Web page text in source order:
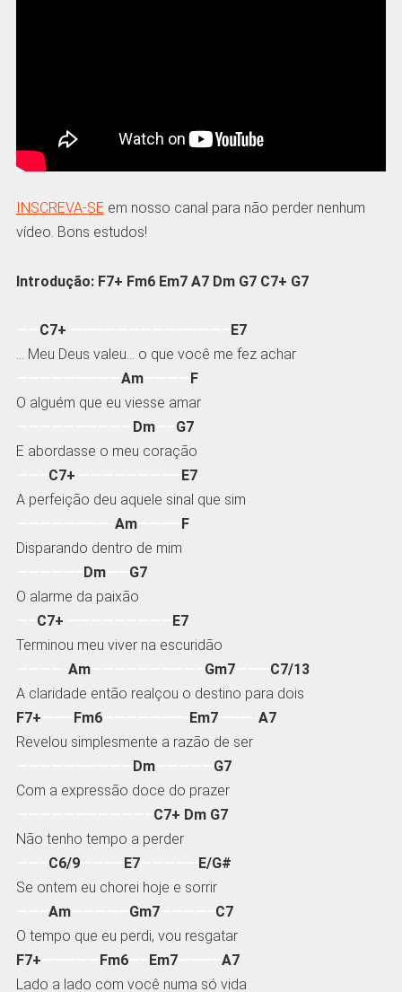
INSCREVA-SE em nosso canal para não perder nenhum
vídeo. Bons estudos!
Introdução: F7+ Fm6 Em7 A7 Dm G7 C7+ G7
C7+
E7
… Meu Deus valeu… o que você me fez achar
Am———— F
O alguém que eu viesse amar
Dm—– G7
E abordasse o meu coração
C7+
E7
A perfeição deu aquele sinal que sim
Am———– F
Disparando dentro de mim
Dm—— G7
O alarme da paixão
C7+
E7
Terminou meu viver na escuridão
Am—————————– Gm7——— C7/13
A claridade então realçou o destino para dois
F7+
Fm6———————- Em7———- A7
Revelou simplesmente a razão de ser
Dm————— G7
Com a expressão doce do prazer
C7+ Dm G7
Não tenho tempo a perder
C6/9———– E7————— E/G#
Se ontem eu chorei hoje e sorrir
Am————— Gm7————– C7
O tempo que eu perdi, vou resgatar
F7+
Fm6—– Em7———– A7
Lado a lado com você numa só vida